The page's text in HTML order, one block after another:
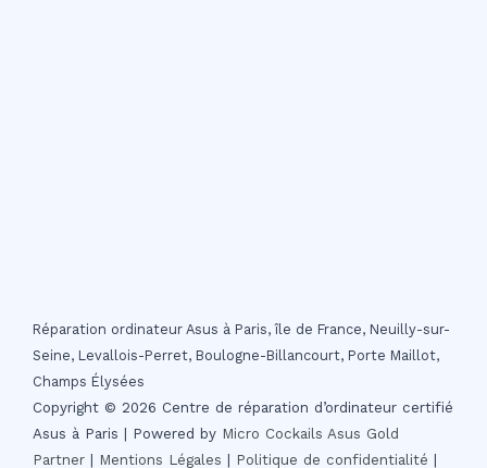
Réparation ordinateur Asus à Paris, île de France, Neuilly-sur-
Seine, Levallois-Perret, Boulogne-Billancourt, Porte Maillot,
Champs Élysées
Copyright © 2026 Centre de réparation d’ordinateur certifié
Asus à Paris | Powered by Micro Cockails Asus Gold
Partner
Mentions Légales Politique de confidentialité